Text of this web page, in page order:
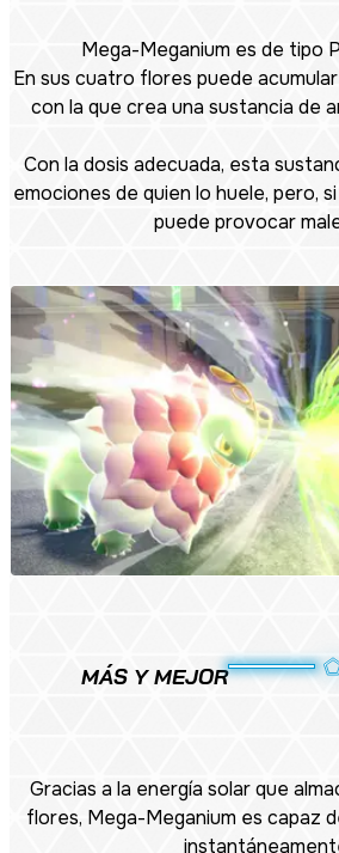
Mega-Meganium es de tipo
En sus cuatro flores puede
con la que crea una sustancia de
Con la dosis adecuada, esta
emociones de quien lo huele, pero,
puede provocar
MÁS Y MEJOR
Gracias a la energía solar que
flores, Mega-Meganium es capaz